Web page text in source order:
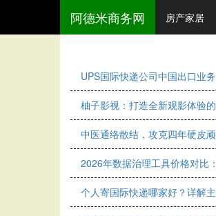
阿德米商务网 房产家居
UPS国际快递公司中国出口业
柚子影视：打造全新观影体验
中医通络散结，攻克四年硬皮
2026年数据治理工具价格对比
个人寄国际快递哪家好？详解